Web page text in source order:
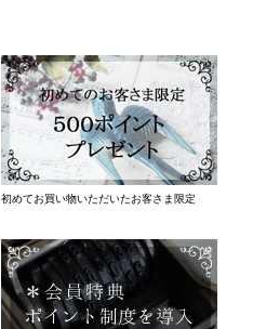
初めてお買い物いただいたお客さま限定